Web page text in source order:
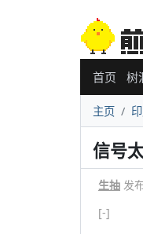
首页 树
主页
信号
生抽 发
[-]